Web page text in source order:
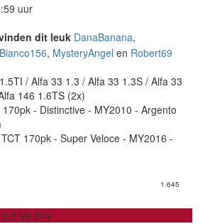
uur
dit leuk DanaBanana,
Bianco156, MysteryAngel en Robert69
/ Alfa 33 1.3 / Alfa 33 1.3S / Alfa 33
146 1.6TS (2x)
- Distinctive - MY2010 - Argento
170pk - Super Veloce - MY2016 -
1.645
V6 24V